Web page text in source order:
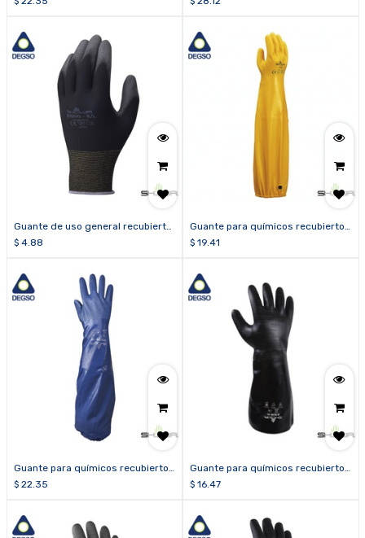
Guante de uso general recubierto
de poliuretano SHOWA® BO500B
$ 4.88
Guante para químicos recubierto
de nitrilo SHOWA® 772
$ 19.41
Guante para químicos recubierto
de nitrilo SHOWA® NSK26
$ 22.35
Guante para químicos recubierto
de neopreno SHOWA® 6797R
$ 16.47